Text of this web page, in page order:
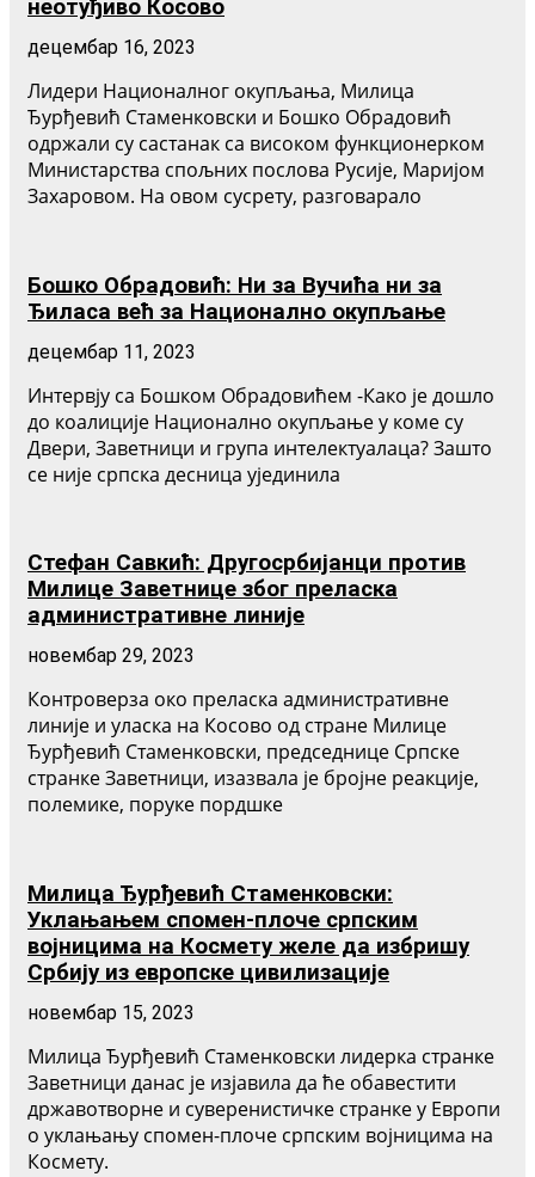
неотуђиво Косово
децембар 16, 2023
Лидери Националног окупљања, Милица
Ђурђевић Стаменковски и Бошко Обрадовић
одржали су састанак са високом функционерком
Министарства спољних послова Русије, Маријом
Захаровом. На овом сусрету, разговарало
Бошко Обрадовић: Ни за Вучића ни за
Ђиласа већ за Национално окупљање
децембар 11, 2023
Интервју са Бошком Обрадовићем -Како је дошло
до коалиције Национално окупљање у коме су
Двери, Заветници и група интелектуалаца? Зашто
се није српска десница ујединила
Стефан Савкић: Другосрбијанци против
Милице Заветнице због преласка
административне линије
новембар 29, 2023
Контроверза око преласка административне
линије и уласка на Косово од стране Милице
Ђурђевић Стаменковски, председнице Српске
странке Заветници, изазвала је бројне реакције,
полемике, поруке пордшке
Милица Ђурђевић Стаменковски:
Уклањањем спомен-плоче српским
војницима на Космету желе да избришу
Србију из европске цивилизације
новембар 15, 2023
Милица Ђурђевић Стаменковски лидерка странке
Заветници данас је изјавила да ће обавестити
државотворне и суверенистичке странке у Европи
о уклањању спомен-плоче српским војницима на
Космету.